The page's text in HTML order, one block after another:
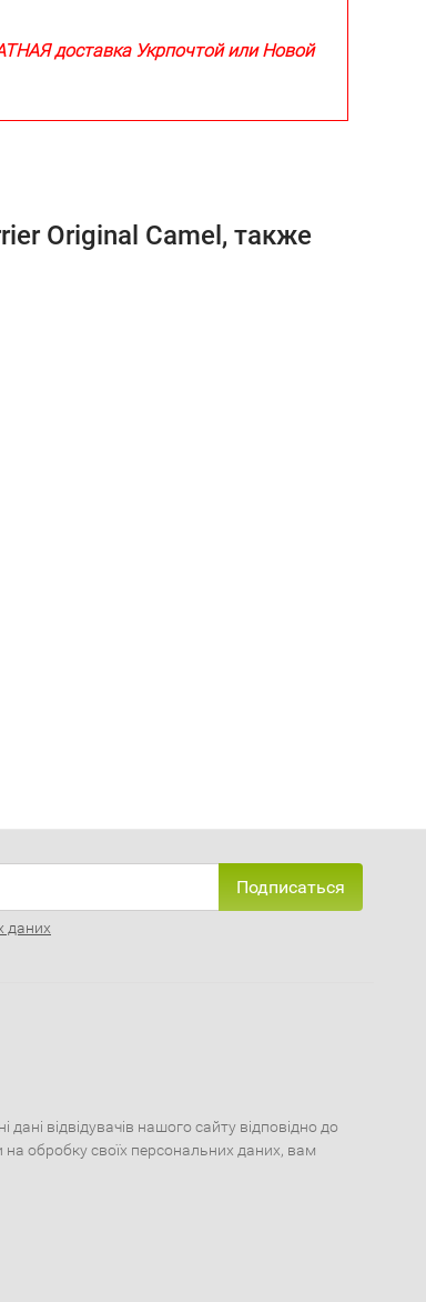
доставка Укрпочтой или Новой
Original Camel, также
Подписаться
даних
відвідувачів нашого сайту відповідно до
на обробку своїх персональних даних, вам